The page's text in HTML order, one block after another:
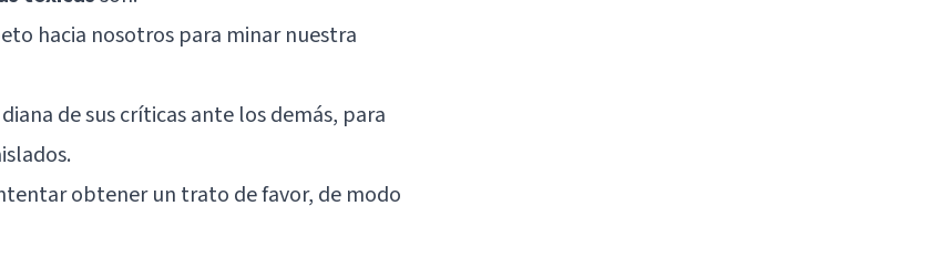
hacia nosotros para minar nuestra
de sus críticas ante los demás, para
obtener un trato de favor, de modo